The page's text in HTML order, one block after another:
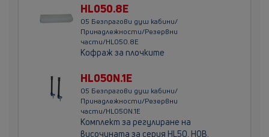
HL050.8E
05 Безпрагови душ кабини/
Принадлежности/Резервни
части/HL050.8E
Кофраж за плочките
HL050N.1E
05 Безпрагови душ кабини/
Принадлежности/Резервни
части/HL050N.1E
Комплект за регулиране на
височината за серия HL50, НОВ,